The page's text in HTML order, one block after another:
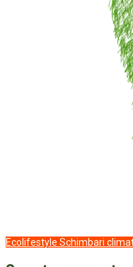
Ecolifestyle Schimbari